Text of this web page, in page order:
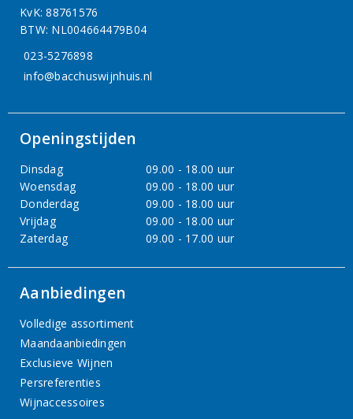
KvK: 88761576
BTW: NL004664479B04
023-5276898
info@bacchuswijnhuis.nl
Openingstijden
Dinsdag
09.00 - 18.00 uur
Woensdag
09.00 - 18.00 uur
Donderdag
09.00 - 18.00 uur
Vrijdag
09.00 - 18.00 uur
Zaterdag
09.00 - 17.00 uur
Aanbiedingen
Volledige assortiment
Maandaanbiedingen
Exclusieve Wijnen
Persreferenties
Wijnaccessoires